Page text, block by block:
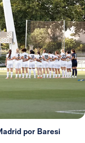
por Baresi